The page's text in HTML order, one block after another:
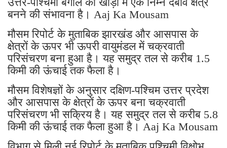
बनने की संभावना है। Aaj Ka Mousam
मौसम रिपोर्ट के मुताबिक झारखंड और आसपास के
क्षेत्रों के ऊपर भी ऊपरी वायुमंडल में चक्रवाती
परिसंचरण बना हुआ है। यह समुद्र तल से करीब 1.5
किमी की ऊंचाई तक फैला है।
मौसम विशेषज्ञों के अनुसार दक्षिण-पश्चिम उत्तर प्रदेश
और आसपास के क्षेत्रों के ऊपर बना चक्रवाती
परिसंचरण भी सक्रिय है। यह समुद्र तल से करीब 5.8
किमी की ऊंचाई तक फैला हुआ है। Aaj Ka Mousam